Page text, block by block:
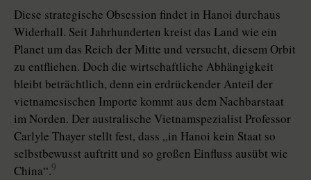
Diese strategische Obsession findet in Hanoi durchaus
Widerhall. Seit Jahrhunderten kreist das Land wie ein
Planet um das Reich der Mitte und versucht, diesem Orbit
zu entfliehen. Doch die wirtschaftliche Abhängigkeit
bleibt beträchtlich, denn ein erdrückender Anteil der
vietnamesischen Importe kommt aus dem Nachbarstaat
im Norden. Der australische Vietnamspezialist Professor
Carlyle Thayer stellt fest, dass „in Hanoi kein Staat so
selbstbewusst auftritt und so großen Einfluss ausübt wie
China“.9